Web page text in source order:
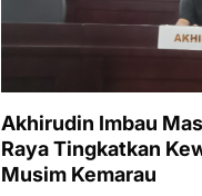
Akhirudin Imbau
Raya Tingkatkan
Musim Kemarau